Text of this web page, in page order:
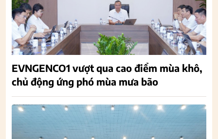
EVNGENCO1 vượt qua cao điểm mùa khô,
chủ động ứng phó mùa mưa bão